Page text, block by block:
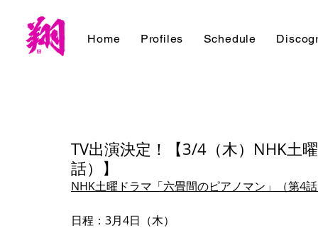
Home Profiles Schedule
TV出演決定！【3/4（木）NHK土
話）】
NHK土曜ドラマ「六畳間のピアノマン」（第4
日程：3月4日（木）